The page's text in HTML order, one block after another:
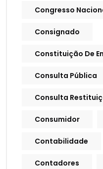
Congresso
Consignado
Constituição De
Consulta Pública
Consulta
Consumidor
Contabilidade
Contadores